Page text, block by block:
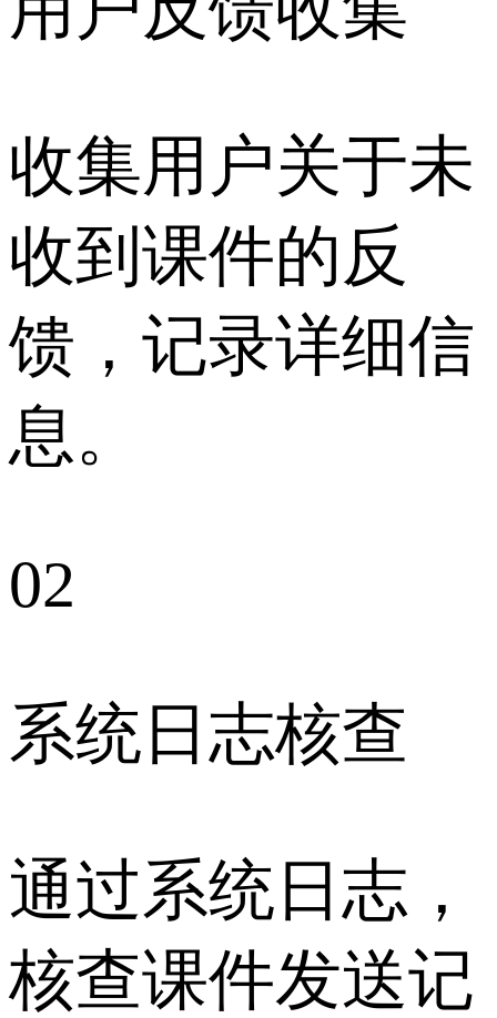
收集用户关于未
收到课件的反
馈，记录详细信
息。
02
系统日志核查
通过系统日志，
核查课件发送记